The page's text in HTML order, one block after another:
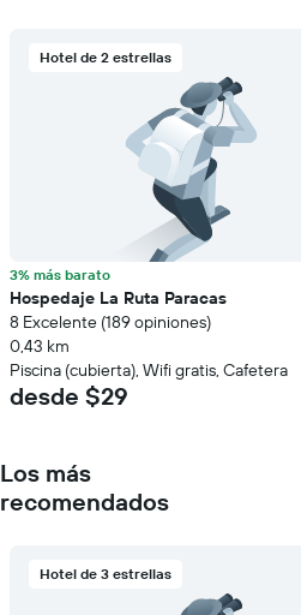
Hotel de 2 estrellas
3% más barato
Hospedaje La Ruta Paracas
8 Excelente (189 opiniones)
0,43 km
Piscina (cubierta), Wifi gratis, Cafetera
desde $29
Los más
recomendados
Hotel de 3 estrellas